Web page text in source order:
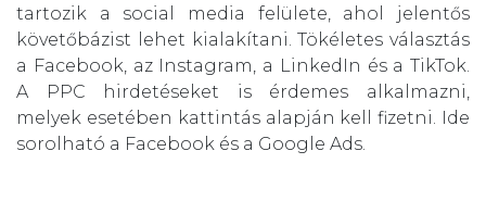
tartozik a social media felülete, ahol jelentős
követőbázist lehet kialakítani. Tökéletes választás
a Facebook, az Instagram, a LinkedIn és a TikTok.
A PPC hirdetéseket is érdemes alkalmazni,
melyek esetében kattintás alapján kell fizetni. Ide
sorolható a Facebook és a Google Ads.